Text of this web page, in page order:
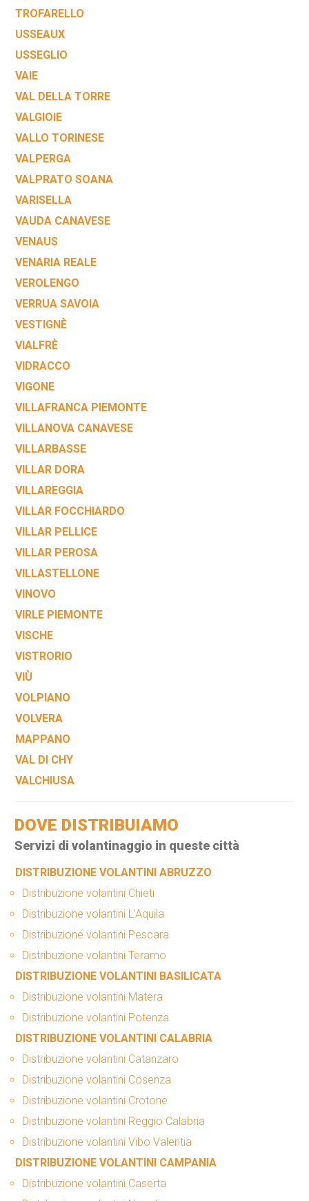
TROFARELLO
USSEAUX
USSEGLIO
VAIE
VAL DELLA TORRE
VALGIOIE
VALLO TORINESE
VALPERGA
VALPRATO SOANA
VARISELLA
VAUDA CANAVESE
VENAUS
VENARIA REALE
VEROLENGO
VERRUA SAVOIA
VESTIGNÈ
VIALFRÈ
VIDRACCO
VIGONE
VILLAFRANCA PIEMONTE
VILLANOVA CANAVESE
VILLARBASSE
VILLAR DORA
VILLAREGGIA
VILLAR FOCCHIARDO
VILLAR PELLICE
VILLAR PEROSA
VILLASTELLONE
VINOVO
VIRLE PIEMONTE
VISCHE
VISTRORIO
VIÙ
VOLPIANO
VOLVERA
MAPPANO
VAL DI CHY
VALCHIUSA
DOVE DISTRIBUIAMO
Servizi di volantinaggio in queste città
DISTRIBUZIONE VOLANTINI ABRUZZO
Distribuzione volantini Chieti
Distribuzione volantini L’Aquila
Distribuzione volantini Pescara
Distribuzione volantini Teramo
DISTRIBUZIONE VOLANTINI BASILICATA
Distribuzione volantini Matera
Distribuzione volantini Potenza
DISTRIBUZIONE VOLANTINI CALABRIA
Distribuzione volantini Catanzaro
Distribuzione volantini Cosenza
Distribuzione volantini Crotone
Distribuzione volantini Reggio Calabria
Distribuzione volantini Vibo Valentia
DISTRIBUZIONE VOLANTINI CAMPANIA
Distribuzione volantini Caserta